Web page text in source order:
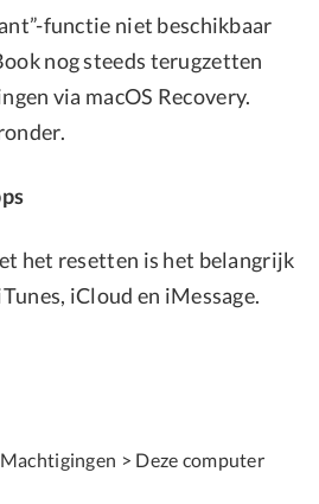
functie niet beschikbaar
nog steeds terugzetten
via macOS Recovery.
het resetten is het belangrijk
iCloud en iMessage.
> Deze computer